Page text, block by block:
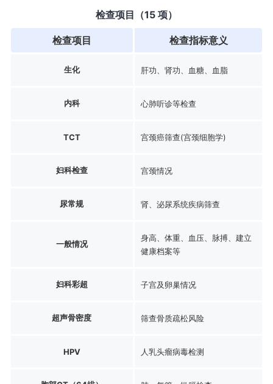
检查项目（15 项）
检查项目 检查指标意义
生化 肝功、肾功、血糖、血脂
内科 心肺听诊等检查
TCT 宫颈癌筛查(宫颈细胞学)
妇科检查 宫颈情况
尿常规 肾、泌尿系统疾病筛查
一般情况
身高、体重、血压、脉搏、建立
健康档案等
妇科彩超 子宫及卵巢情况
超声骨密度 筛查骨质疏松风险
HPV 人乳头瘤病毒检测